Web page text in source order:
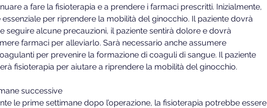
a fare la fisioterapia e a prendere i farmaci prescritti. Inizialmente,
essenziale per riprendere la mobilità del ginocchio. Il paziente dovrà
seguire alcune precauzioni, il paziente sentirà dolore e dovrà
farmaci per alleviarlo. Sarà necessario anche assumere
per prevenire la formazione di coaguli di sangue. Il paziente
fisioterapia per aiutare a riprendere la mobilità del ginocchio.
successive
le prime settimane dopo l’operazione, la fisioterapia potrebbe essere